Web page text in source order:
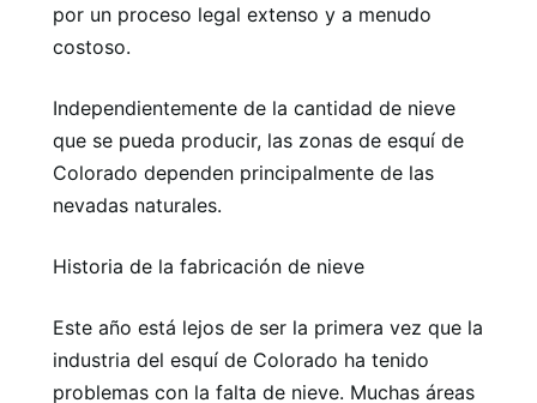
por un proceso legal extenso y a menudo
costoso.
Independientemente de la cantidad de nieve
que se pueda producir, las zonas de esquí de
Colorado dependen principalmente de las
nevadas naturales.
Historia de la fabricación de nieve
Este año está lejos de ser la primera vez que la
industria del esquí de Colorado ha tenido
problemas con la falta de nieve. Muchas áreas